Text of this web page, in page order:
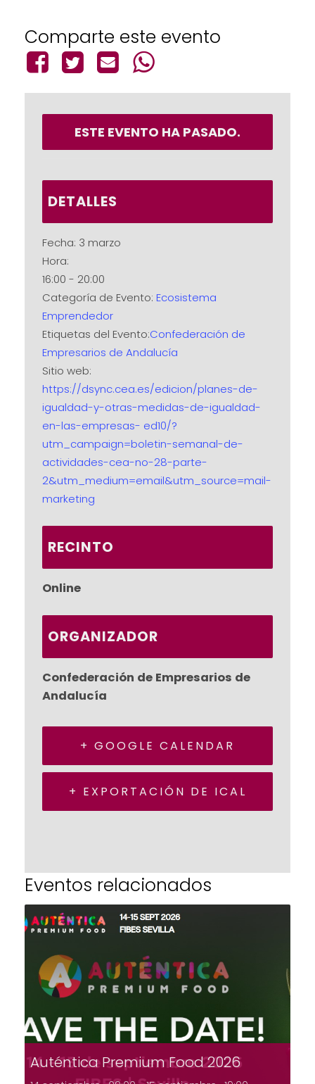
Comparte este evento
ESTE EVENTO HA PASADO.
DETALLES
Fecha: 3 marzo
Hora:
16:00 - 20:00
Categoría de Evento: Ecosistema
Emprendedor
Etiquetas del Evento:Confederación de
Empresarios de Andalucía
Sitio web:
https://dsync.cea.es/edicion/planes-de-
igualdad-y-otras-medidas-de-igualdad-
en-las-empresas- ed10/?
utm_campaign=boletin-semanal-de-
actividades-cea-no-28-parte-
2&utm_medium=email&utm_source=mail-
marketing
RECINTO
Online
ORGANIZADOR
Confederación de Empresarios de
Andalucía
+ GOOGLE CALENDAR
+ EXPORTACIÓN DE ICAL
Eventos relacionados
Auténtica Premium Food 2026